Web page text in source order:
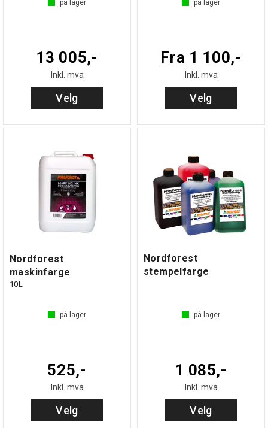
på lager
13 005,-
Inkl. mva
Velg
på lager
Fra 1 100,-
Inkl. mva
Velg
Nordforest
maskinfarge
10L
på lager
525,-
Inkl. mva
Velg
Nordforest
stempelfarge
på lager
1 085,-
Inkl. mva
Velg